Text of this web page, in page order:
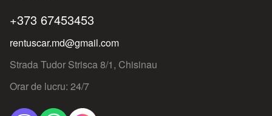
+373 67453453
rentuscar.md@gmail.com
Strada Tudor Strisca 8/1, Chisinau
Orar de lucru: 24/7